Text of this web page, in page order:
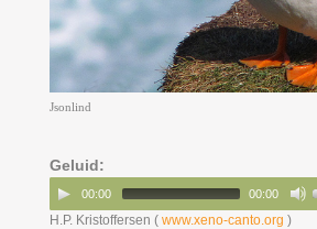
Jsonlind
Geluid:
00:00 00:00
H.P. Kristoffersen ( www.xeno-canto.org )